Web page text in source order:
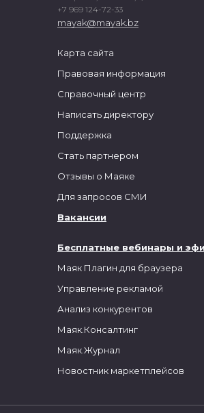
+7 969 124-72-33
mayak@mayak.bz
Бесплатные вебинары и
Маяк Плагин для браузера
Управление рекламой
Анализ конкурентов
Маяк.Консалтинг
Маяк.Журнал
Новостник маркетплейсов
Карта сайта
Правовая информация
Справочный центр
Написать директору
Поддержка
Стать партнером
Отзывы о Маяке
Для запросов СМИ
Вакансии